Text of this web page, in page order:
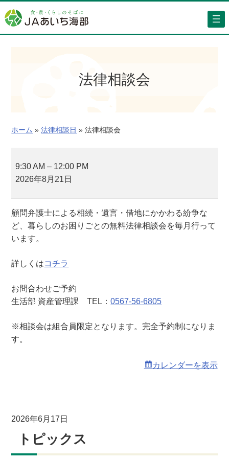
容
を
法律相談会
ホーム » 法律相談日 » 法律相談会
律
相
9:30 AM – 12:00 PM
2026年8月21日
顧問弁護士による相続・遺言・借地にかかわる紛争な
ど、暮らしのお困りごとの無料法律相談会を毎月行って
います。
詳しくはコチラ
お問合わせご予約
生活部 資産管理課 TEL：0567-56-6805
※相談会は組合員限定となります。完全予約制になりま
す。
カレンダーを表示
2026年6月17日
トピックス